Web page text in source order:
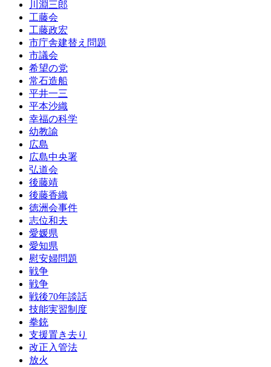
川淵三郎
工藤会
工藤政宏
市庁舎建替え問題
市議会
希望の党
常石造船
平井一三
平本沙織
幸福の科学
幼教諭
広島
広島中央署
弘道会
後藤靖
後藤香織
徳洲会事件
志位和夫
愛媛県
愛知県
慰安婦問題
戦争
戦争
戦後70年談話
技能実習制度
拳銃
支援置き去り
改正入管法
放火